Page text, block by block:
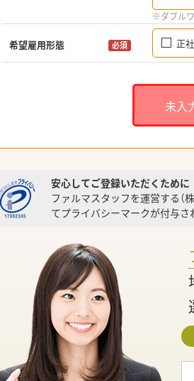
※ダブル
希望雇用形態 必須 正
未入
安心してご登録いただくために
ファルマスタッフを運営する（
てプライバシーマークが付与さ